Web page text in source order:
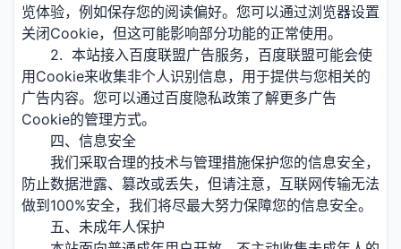
览体验，例如保存您的阅读偏好。您可以通过浏览器设置
关闭Cookie，但这可能影响部分功能的正常使用。
2. 本站接入百度联盟广告服务，百度联盟可能会使
用Cookie来收集非个人识别信息，用于提供与您相关的
广告内容。您可以通过百度隐私政策了解更多广告
Cookie的管理方式。
四、信息安全
我们采取合理的技术与管理措施保护您的信息安全，
防止数据泄露、篡改或丢失，但请注意，互联网传输无法
做到100%安全，我们将尽最大努力保障您的信息安全。
五、未成年人保护